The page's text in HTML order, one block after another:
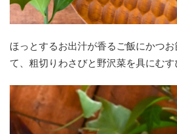
ほっとするお出汁が香るご飯にかつ
て、粗切りわさびと野沢菜を具にむす